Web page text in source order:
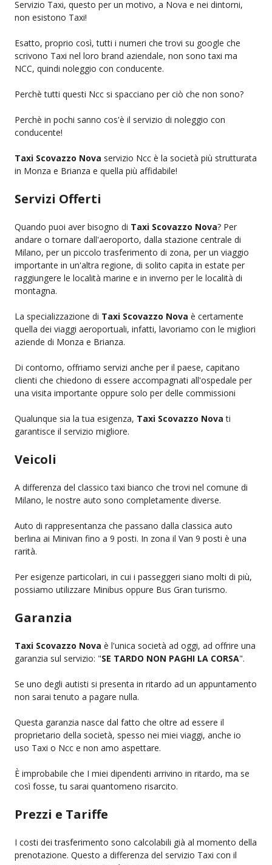
Servizio Taxi, questo per un motivo, a Nova e nei dintorni,
non esistono Taxi!
Esatto, proprio così, tutti i numeri che trovi su google che
scrivono Taxi nel loro brand aziendale, non sono taxi ma
NCC, quindi noleggio con conducente.
Perchè tutti questi Ncc si spacciano per ciò che non sono?
Perchè in pochi sanno cos'è il servizio di noleggio con
conducente!
Taxi Scovazzo Nova servizio Ncc è la società più strutturata
in Monza e Brianza e quella più affidabile!
Servizi Offerti
Quando puoi aver bisogno di Taxi Scovazzo Nova? Per
andare o tornare dall'aeroporto, dalla stazione centrale di
Milano, per un piccolo trasferimento di zona, per un viaggio
importante in un'altra regione, di solito capita in estate per
raggiungere le località marine e in inverno per le località di
montagna.
La specializzazione di Taxi Scovazzo Nova è certamente
quella dei viaggi aeroportuali, infatti, lavoriamo con le migliori
aziende di Monza e Brianza.
Di contorno, offriamo servizi anche per il paese, capitano
clienti che chiedono di essere accompagnati all'ospedale per
una visita importante oppure solo per delle commissioni
Qualunque sia la tua esigenza, Taxi Scovazzo Nova ti
garantisce il servizio migliore.
Veicoli
A differenza del classico taxi bianco che trovi nel comune di
Milano, le nostre auto sono completamente diverse.
Auto di rappresentanza che passano dalla classica auto
berlina ai Minivan fino a 9 posti. In zona il Van 9 posti è una
rarità.
Per esigenze particolari, in cui i passeggeri siano molti di più,
possiamo utilizzare Minibus oppure Bus Gran turismo.
Garanzia
Taxi Scovazzo Nova è l'unica società ad oggi, ad offrire una
garanzia sul servizio: "SE TARDO NON PAGHI LA CORSA".
Se uno degli autisti si presenta in ritardo ad un appuntamento
non sarai tenuto a pagare nulla.
Questa garanzia nasce dal fatto che oltre ad essere il
proprietario della società, spesso nei miei viaggi, anche io
uso Taxi o Ncc e non amo aspettare.
È improbabile che I miei dipendenti arrivino in ritardo, ma se
così fosse, tu sarai quantomeno risarcito.
Prezzi e Tariffe
I costi dei trasferimento sono calcolabili già al momento della
prenotazione. Questo a differenza del servizio Taxi con il